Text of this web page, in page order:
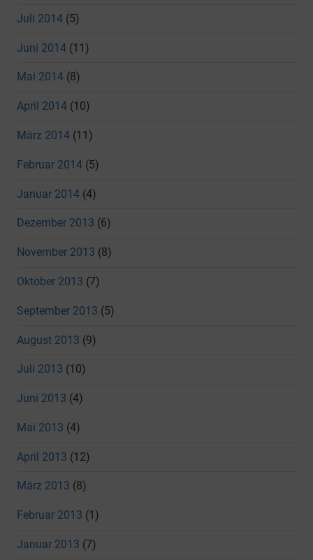
Juli 2014 (5)
Juni 2014 (11)
Mai 2014 (8)
April 2014 (10)
März 2014 (11)
Februar 2014 (5)
Januar 2014 (4)
Dezember 2013 (6)
November 2013 (8)
Oktober 2013 (7)
September 2013 (5)
August 2013 (9)
Juli 2013 (10)
Juni 2013 (4)
Mai 2013 (4)
April 2013 (12)
März 2013 (8)
Februar 2013 (1)
Januar 2013 (7)